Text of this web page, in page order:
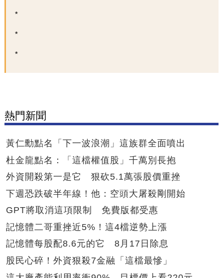
熱門新聞
黃仁勳點名「下一波浪潮」這族群全面噴出
杜金龍點名：「這檔權值股」千萬別長抱
外資開殺第一是它 狠砍5.1萬張股價重挫
下週恐跌破半年線！他：空頭大屠殺剛開始
GPT將取消這項限制 免費版都受惠
記憶體二哥重挫近5%！這4檔逆勢上漲
記憶體每股配8.6元的它 8月17日除息
股民心碎！外資狠殺7金融「這檔最慘」